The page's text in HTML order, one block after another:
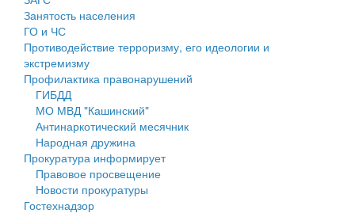
Оценка регулирующего воздействия
Деятельность МУ
Нормативы градостроительного проектирования
Правила землепользования и застройки
Генеральные планы
Проекты планировки территории
Занятость населения
ГО и ЧС
Противодействие терроризму, его идеологии и
экстремизму
Профилактика правонарушений
ГИБДД
МО МВД "Кашинский"
Антинаркотический месячник
Народная дружина
Прокуратура информирует
Правовое просвещение
Новости прокуратуры
Гостехнадзор